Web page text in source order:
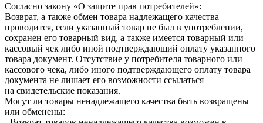
Согласно закону «О защите прав потребителей»:
Возврат, а также обмен товара надлежащего качества
проводится, если указанный товар не был в употреблении,
сохранен его товарный вид, а также имеется товарный или
кассовый чек либо иной подтверждающий оплату указанного
товара документ. Отсутствие у потребителя товарного или
кассового чека, либо иного подтверждающего оплату товара
документа не лишает его возможности ссылаться
на свидетельские показания.
Могут ли товары ненадлежащего качества быть возвращены
или обменены: